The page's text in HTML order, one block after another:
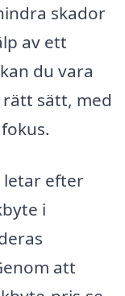
skador
av ett
du vara
sätt, med
letar efter
i
att